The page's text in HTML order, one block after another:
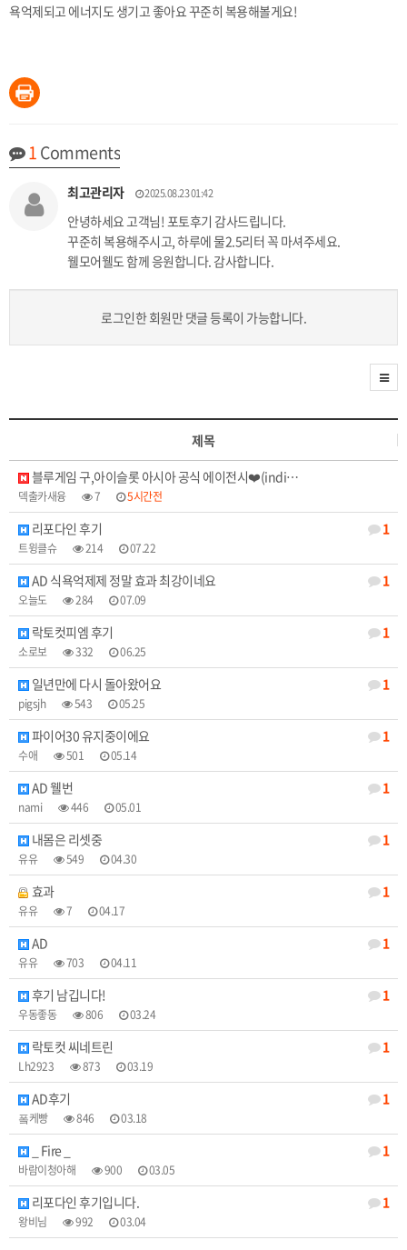
욕억제되고 에너지도 생기고 좋아요 꾸준히 복용해볼게요!
1Comments
최고관리자 2025.08.23 01:42
안녕하세요 고객님! 포토후기 감사드립니다.
꾸준히 복용해주시고, 하루에 물2.5리터 꼭 마셔주세요.
웰모어웰도 함께 응원합니다. 감사합니다.
로그인한 회원만 댓글 등록이 가능합니다.
제목
블루게임 구,아이슬롯 아시아 공식 에이전시❤️(indi…
덱출카새융 7 5시간전
1
리포다인 후기
트윙클슈 214 07.22
1
AD 식욕억제제 정말 효과 최강이네요
오늘도 284 07.09
1
락토컷피엠 후기
소로보 332 06.25
1
일년만에 다시 돌아왔어요
pigsjh 543 05.25
1
파이어30 유지중이에요
수애 501 05.14
1
AD 웰번
nami 446 05.01
1
내몸은 리셋중
유유 549 04.30
1
효과
유유 7 04.17
1
AD
유유 703 04.11
1
후기 남깁니다!
우동좋동 806 03.24
1
락토컷 씨네트린
Lh2923 873 03.19
1
AD후기
퐄케빵 846 03.18
1
_ Fire _
바람이청아해 900 03.05
1
리포다인 후기입니다.
왕비님 992 03.04